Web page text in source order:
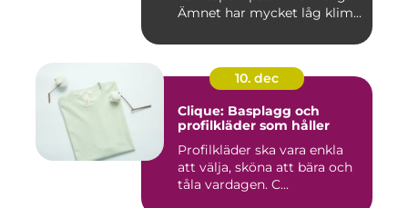
Ämnet har mycket låg klim...
10. dec
Clique: Basplagg och
profilkläder som håller
Profilkläder ska vara enkla
att välja, sköna att bära och
tåla vardagen. C...